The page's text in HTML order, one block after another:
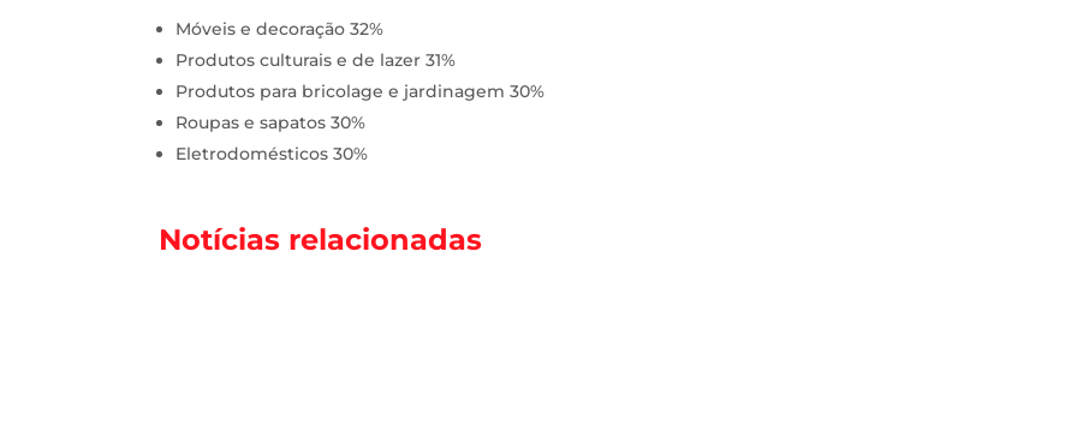
Móveis e decoração 32%
Produtos culturais e de lazer 31%
Produtos para bricolage e jardinagem 30%
Roupas e sapatos 30%
Eletrodomésticos 30%
Notícias relacionadas